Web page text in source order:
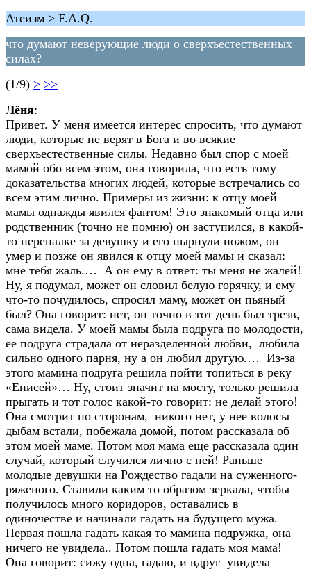
Атеизм > F.A.Q.
что думают неверующие люди о сверхъестественных
силах?
(1/9) > >>
Лёня:
Привет. У меня имеется интерес спросить, что думают
люди, которые не верят в Бога и во всякие
сверхъестественные силы. Недавно был спор с моей
мамой обо всем этом, она говорила, что есть тому
доказательства многих людей, которые встречались со
всем этим лично. Примеры из жизни: к отцу моей
мамы однажды явился фантом! Это знакомый отца или
родственник (точно не помню) он заступился, в какой-
то перепалке за девушку и его пырнули ножом, он
умер и позже он явился к отцу моей мамы и сказал:
мне тебя жаль.… А он ему в ответ: ты меня не жалей!
Ну, я подумал, может он словил белую горячку, и ему
что-то почудилось, спросил маму, может он пьяный
был? Она говорит: нет, он точно в тот день был трезв,
сама видела. У моей мамы была подруга по молодости,
ее подруга страдала от неразделенной любви, любила
сильно одного парня, ну а он любил другую.… Из-за
этого мамина подруга решила пойти топиться в реку
«Енисей»… Ну, стоит значит на мосту, только решила
прыгать и тот голос какой-то говорит: не делай этого!
Она смотрит по сторонам, никого нет, у нее волосы
дыбам встали, побежала домой, потом рассказала об
этом моей маме. Потом моя мама еще рассказала один
случай, который случился лично с ней! Раньше
молодые девушки на Рождество гадали на суженного-
ряженого. Ставили каким то образом зеркала, чтобы
получилось много коридоров, оставались в
одиночестве и начинали гадать на будущего мужа.
Первая пошла гадать какая то мамина подружка, она
ничего не увидела.. Потом пошла гадать моя мама!
Она говорит: сижу одна, гадаю, и вдруг увидела